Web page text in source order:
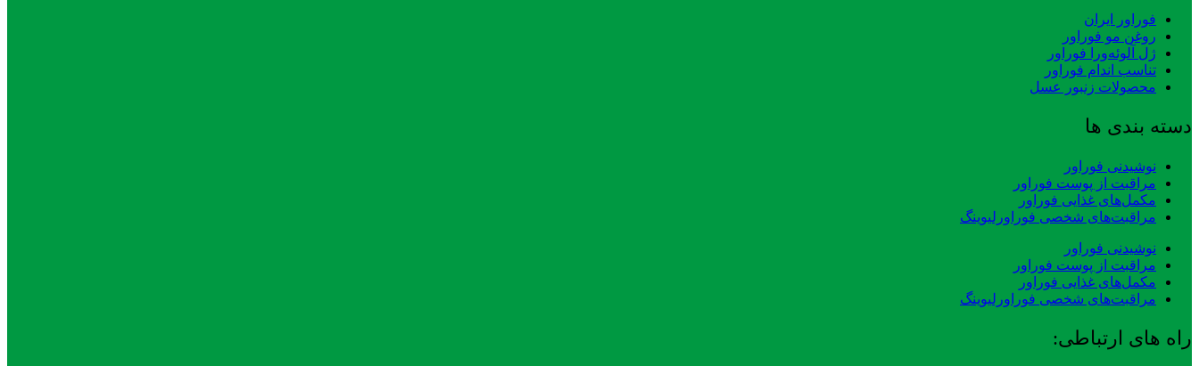
فوراور ایران
روغن مو فوراور
ژل آلوئه‌ورا فوراور
تناسب اندام فوراور
محصولات زنبور عسل
دسته بندی ها
نوشیدنی فوراور
مراقبت از پوست فوراور
مکمل‌های غذایی فوراور
مراقبت‌های شخصی فوراورلیوینگ
نوشیدنی فوراور
مراقبت از پوست فوراور
مکمل‌های غذایی فوراور
مراقبت‌های شخصی فوراورلیوینگ
راه های ارتباطی: